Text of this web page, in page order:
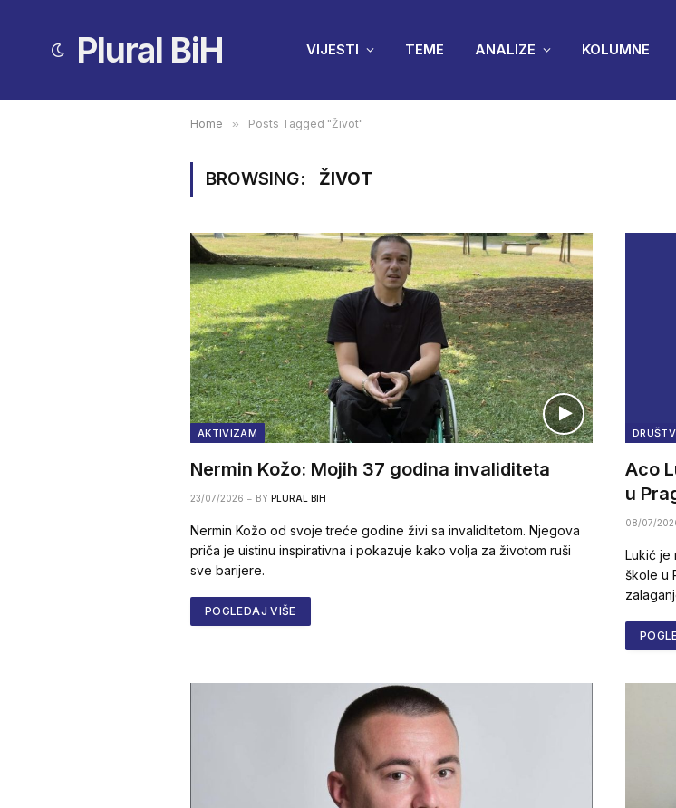
Plural BiH VIJESTI TEME ANALIZE KOLUMNE
Home » Posts Tagged "Život"
BROWSING: ŽIVOT
AKTIVIZAM
Nermin Kožo: Mojih 37 godina invaliditeta
23/07/2026 BY PLURAL BIH
Nermin Kožo od svoje treće godine živi sa invaliditetom. Njegova
priča je uistinu inspirativna i pokazuje kako volja za životom ruši
sve barijere.
POGLEDAJ VIŠE
Aco
u
08/07/
Lukić je
škole u